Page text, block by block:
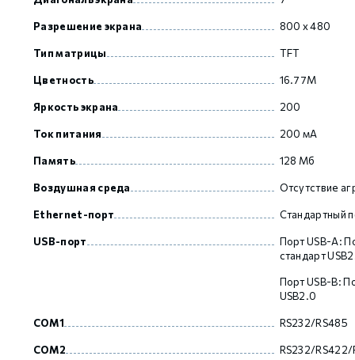
Разрешение экрана 800 x 480
Тип матрицы TFT
Цветность 16.77M
Яркость экрана 200
Ток питания 200 мА
Память 128 Мб
Воздушная среда Отсутствие
Ethernet-порт Стандартный
USB-порт
Порт USB-A:
стандарт
Порт USB-B:
USB2.0
COM1 RS232/RS485
COM2 RS232/RS422/
GCAN